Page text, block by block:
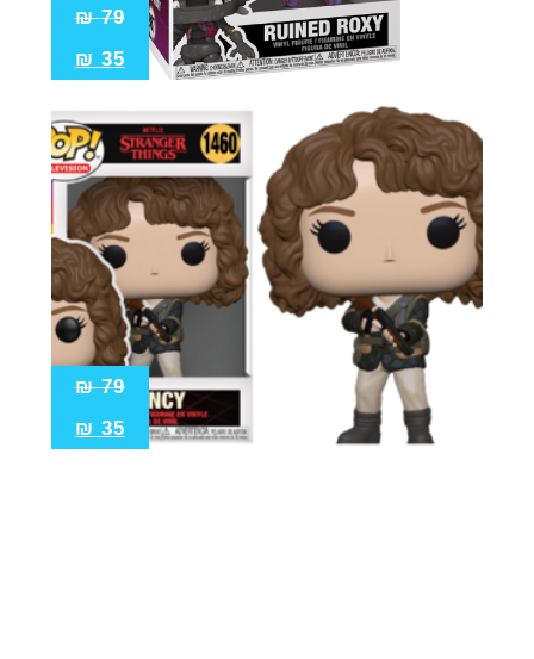
79
₪
35
₪
79
₪
35
₪